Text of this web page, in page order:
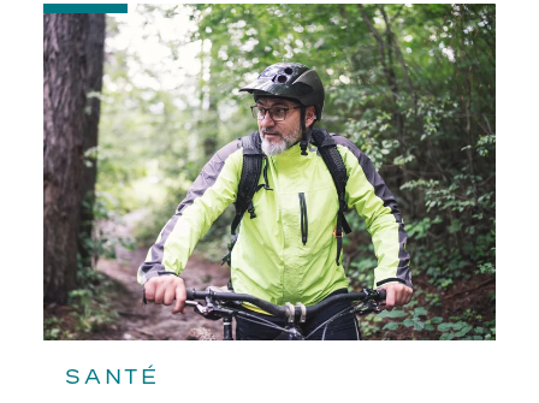
SANTÉ
-
Adepte
du
vélo
ou
de
la
voile
:
des
montures
spécifiques
existent
pour
vous
!